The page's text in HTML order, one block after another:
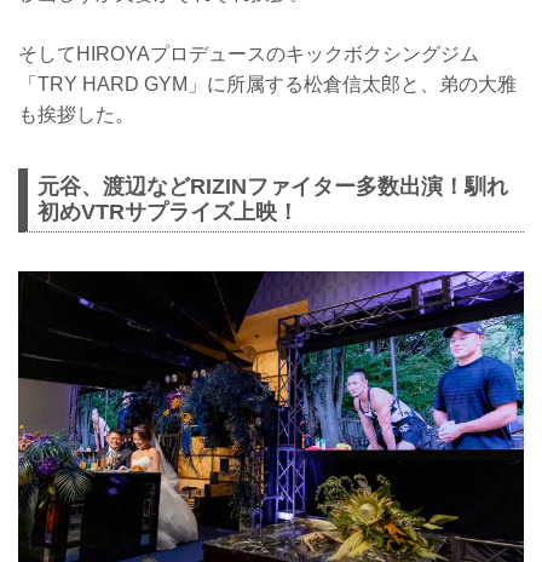
そしてHIROYAプロデュースのキックボクシングジム
「TRY HARD GYM」に所属する松倉信太郎と、弟の大雅
も挨拶した。
元谷、渡辺などRIZINファイター多数出演！馴れ
初めVTRサプライズ上映！